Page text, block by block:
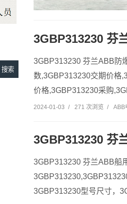
3GBP313230 芬
3GBP313230 芬兰ABB防
数,3GBP313230交期价格
价格,3GBP313230采购
2024-01-03 / 271 次浏览 / ABB
3GBP313230 芬
3GBP313230 芬兰ABB船
3GBP313230型号尺寸，